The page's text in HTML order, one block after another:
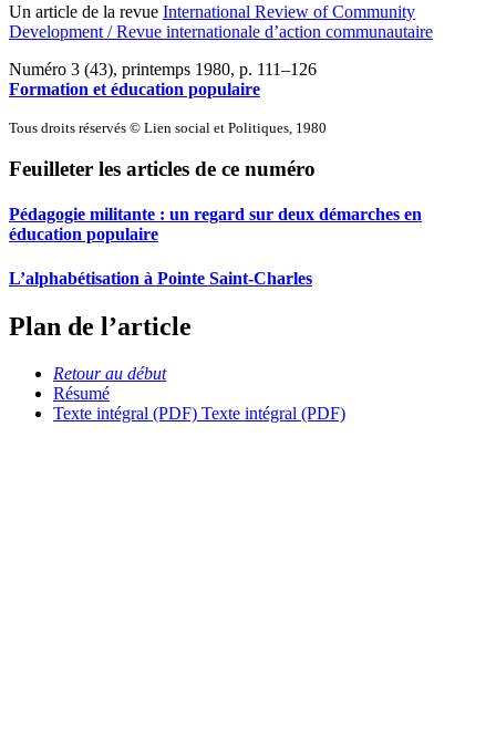
Un article de la revue International Review of Community
Development / Revue internationale d’action communautaire
Numéro 3 (43), printemps 1980, p. 111–126
Formation et éducation populaire
Tous droits réservés © Lien social et Politiques, 1980
Feuilleter les articles de ce numéro
Pédagogie militante : un regard sur deux démarches en
éducation populaire
L’alphabétisation à Pointe Saint-Charles
Plan de l’article
Retour au début
Résumé
Texte intégral (PDF) Texte intégral (PDF)